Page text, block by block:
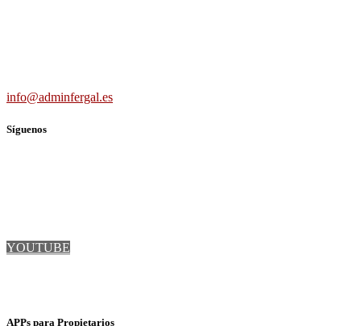
info@adminfergal.es
Síguenos
YOUTUBE
APPs para Propietarios